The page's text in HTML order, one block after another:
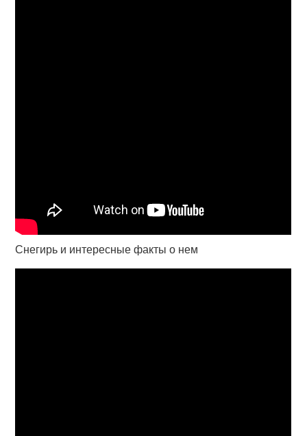
Снегирь и интересные факты о нем